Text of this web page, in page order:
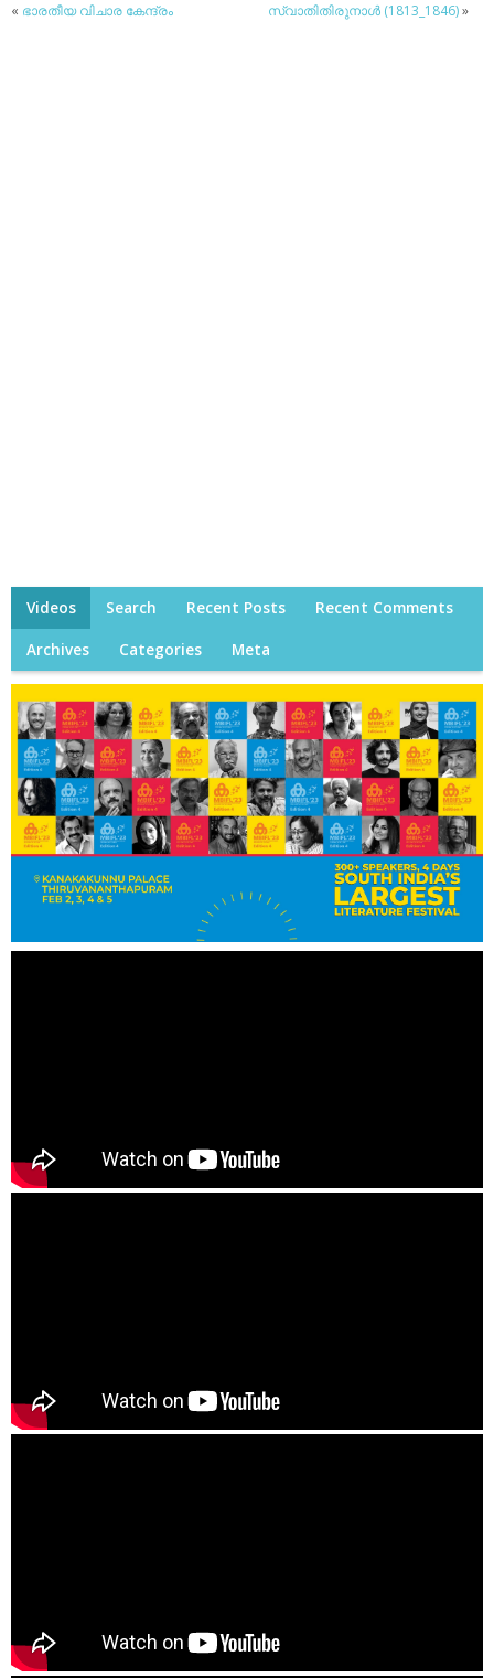
« ഭാരതീയ വിചാര കേന്ദ്രം സ്വാതിതിരുനാള്‍ (1813_1846)»
Videos Search Recent Posts Recent Comments
Archives Categories Meta